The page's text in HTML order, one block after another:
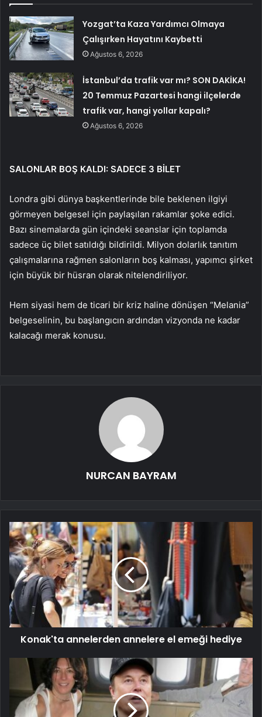
Yozgat’ta Kaza Yardımcı Olmaya
Çalışırken Hayatını Kaybetti
Ağustos 6, 2026
İstanbul’da trafik var mı? SON DAKİKA!
20 Temmuz Pazartesi hangi ilçelerde
trafik var, hangi yollar kapalı?
Ağustos 6, 2026
SALONLAR BOŞ KALDI: SADECE 3 BİLET
Londra gibi dünya başkentlerinde bile beklenen ilgiyi
görmeyen belgesel için paylaşılan rakamlar şoke edici.
Bazı sinemalarda gün içindeki seanslar için toplamda
sadece üç bilet satıldığı bildirildi. Milyon dolarlık tanıtım
çalışmalarına rağmen salonların boş kalması, yapımcı şirket
için büyük bir hüsran olarak nitelendiriliyor.
Hem siyasi hem de ticari bir kriz haline dönüşen “Melania”
belgeselinin, bu başlangıcın ardından vizyonda ne kadar
kalacağı merak konusu.
NURCAN BAYRAM
Konak'ta annelerden annelere el emeği hediye